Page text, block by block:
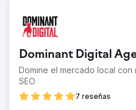
Dominant Digital
Domine el mercado local
SEO
7 reseñas